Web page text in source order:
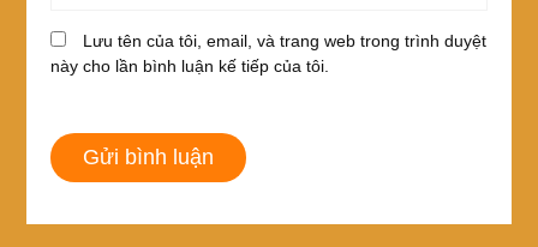
Lưu tên của tôi, email, và trang web trong trình duyệt
này cho lần bình luận kế tiếp của tôi.